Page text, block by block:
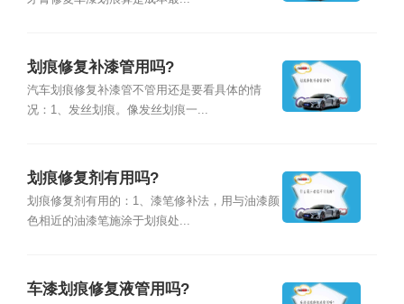
划痕修复补漆管用吗?
汽车划痕修复补漆管不管用还是要看具体的情
况：1、发丝划痕。像发丝划痕一...
划痕修复剂有用吗?
划痕修复剂有用的：1、漆笔修补法，用与油漆颜
色相近的油漆笔施涂于划痕处...
车漆划痕修复液管用吗?